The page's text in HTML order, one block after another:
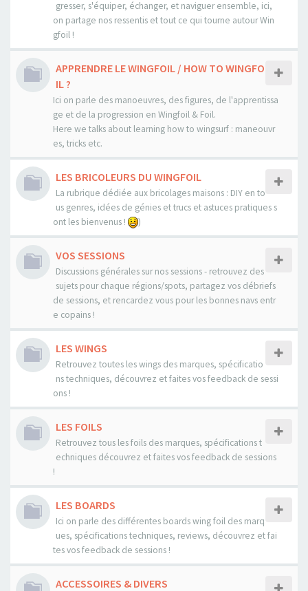
gresser, s'équiper, échanger, et naviguer ensemble, ici,
on partage nos ressentis et tout ce qui tourne autour Win
gfoil !
APPRENDRE LE WINGFOIL / HOW TO WINGFO
IL ?
Ici on parle des manoeuvres, des figures, de l'apprentissa
ge et de la progression en Wingfoil & Foil.
Here we talks about learning how to wingsurf : maneouvr
es, tricks etc.
LES BRICOLEURS DU WINGFOIL
La rubrique dédiée aux bricolages maisons : DIY en to
us genres, idées de génies et trucs et astuces pratiques s
ont les bienvenus !
)
VOS SESSIONS
Discussions générales sur nos sessions - retrouvez des
sujets pour chaque régions/spots, partagez vos débriefs
de sessions, et rencardez vous pour les bonnes navs entr
e copains !
LES WINGS
Retrouvez toutes les wings des marques, spécificatio
ns techniques, découvrez et faites vos feedback de sessi
ons !
LES FOILS
Retrouvez tous les foils des marques, spécifications t
echniques découvrez et faites vos feedback de sessions
!
LES BOARDS
Ici on parle des différentes boards wing foil des marq
ues, spécifications techniques, reviews, découvrez et fai
tes vos feedback de sessions !
ACCESSOIRES & DIVERS